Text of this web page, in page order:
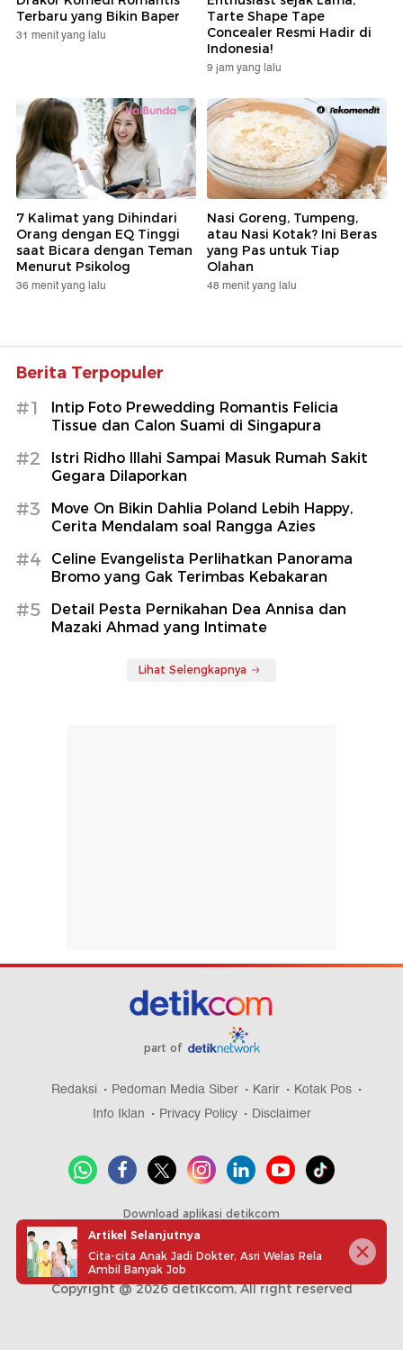
Terbaru yang Bikin Baper
31 menit yang lalu
Tarte Shape Tape
Concealer Resmi Hadir di
Indonesia!
9 jam yang lalu
7 Kalimat yang Dihindari
Orang dengan EQ Tinggi
saat Bicara dengan Teman
Menurut Psikolog
36 menit yang lalu
Nasi Goreng, Tumpeng,
atau Nasi Kotak? Ini Beras
yang Pas untuk Tiap
Olahan
48 menit yang lalu
Berita Terpopuler
#1
Intip Foto Prewedding Romantis Felicia
Tissue dan Calon Suami di Singapura
#2
Istri Ridho Illahi Sampai Masuk Rumah Sakit
Gegara Dilaporkan
#3
Move On Bikin Dahlia Poland Lebih Happy,
Cerita Mendalam soal Rangga Azies
#4
Celine Evangelista Perlihatkan Panorama
Bromo yang Gak Terimbas Kebakaran
#5
Detail Pesta Pernikahan Dea Annisa dan
Mazaki Ahmad yang Intimate
Lihat Selengkapnya
part of
Redaksi Pedoman Media Siber Karir
Kotak Pos
Info Iklan
Privacy Policy Disclaimer
Download aplikasi detikcom
Copyright @ 2026 detikcom, All right reserved
Artikel Selanjutnya
Cita-cita Anak Jadi Dokter, Asri Welas Rela
Ambil Banyak Job